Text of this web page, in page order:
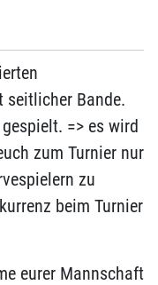
seitlicher Bande.
=> es wird
zum Turnier nur
zu
beim Turnier
eurer Mannschaft